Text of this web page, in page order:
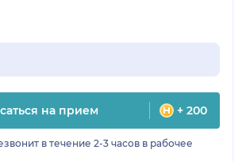
на прием + 200
в течение 2-3 часов в рабочее